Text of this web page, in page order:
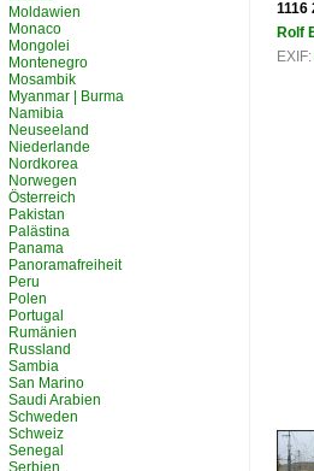
1116
Rolf
EXIF:
Moldawien
Monaco
Mongolei
Montenegro
Mosambik
Myanmar | Burma
Namibia
Neuseeland
Niederlande
Nordkorea
Norwegen
Österreich
Pakistan
Palästina
Panama
Panoramafreiheit
Peru
Polen
Portugal
Rumänien
Russland
Sambia
San Marino
Saudi Arabien
Schweden
Schweiz
Senegal
Serbien